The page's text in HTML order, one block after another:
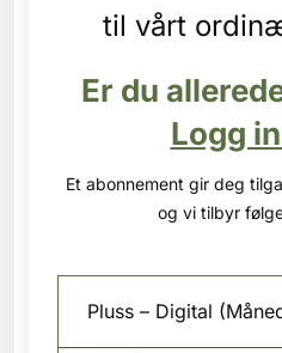
til vårt
Er du
Logg
Et abonnement gir deg
og vi tilbyr
Pluss – Digital